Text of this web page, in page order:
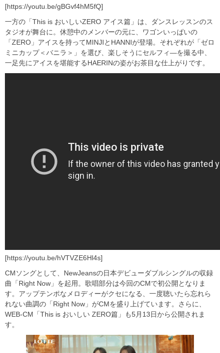
[https://youtu.be/gBGvf4hM5fQ]
一方の「This is おいしいZERO アイス篇」は、ダンスレッスンのス
タジオが舞台に。休憩中のメンバーの元に、ワゴンいっぱいの
「ZERO」アイスを持ってMINJIとHANNIが登場。それぞれが「ゼロ
ミニカップ＜バニラ＞」を選び、楽しそうにセルフィ―を撮る中、
一足先にアイスを堪能するHAERINの姿がお茶目な仕上がりです。
[https://youtu.be/hVTVZE6Hl4s]
CMソングとして、NewJeansの日本デビューダブルシングルの収録
曲「Right Now」を起用。歌唱部分は今回のCMで初公開となりま
す。アップテンポなメロディーがクセになる、一度聴いたら忘れら
れない曲調の「Right Now」がCMを盛り上げています。さらに、
WEB-CM「This is おいしい ZERO篇」も5月13日から公開されま
す。